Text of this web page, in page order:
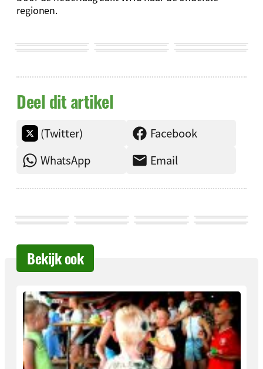
regionen.
Deel dit artikel
(Twitter)
Facebook
WhatsApp
Email
Bekijk ook